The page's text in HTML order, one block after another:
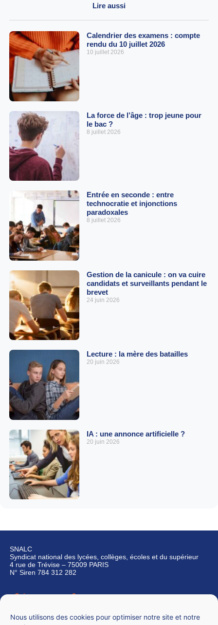
Nous utilisons des cookies pour optimiser notre site et notre
Lire aussi
Calendrier des examens : compte
rendu du 10 juillet 2026
10 juillet 2026
La force de l’âge : trop jeune pour
le bac ?
8 juillet 2026
Entrée en seconde : entre
technocratie et injonctions
paradoxales
8 juillet 2026
Gestion de la canicule : on va cuire
candidats et surveillants pendant le
brevet
24 juin 2026
Lecture : la mère des batailles
20 juin 2026
IA : une annonce artificielle ?
20 juin 2026
SNALC
Syndicat national des lycées, collèges, écoles et du supérieur
4 rue de Trévise – 75009 PARIS
N° Siren 784 312 282
Qui sommes-nous ?